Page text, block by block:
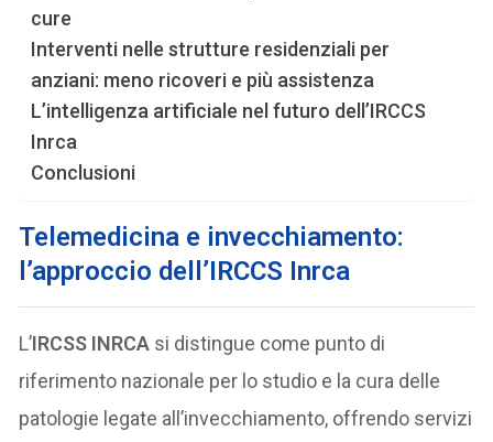
cure
Interventi nelle strutture residenziali per
anziani: meno ricoveri e più assistenza
L’intelligenza artificiale nel futuro dell’IRCCS
Inrca
Conclusioni
Telemedicina e invecchiamento:
l’approccio dell’IRCCS Inrca
L’IRCSS INRCA si distingue come punto di
riferimento nazionale per lo studio e la cura delle
patologie legate all’invecchiamento, offrendo servizi